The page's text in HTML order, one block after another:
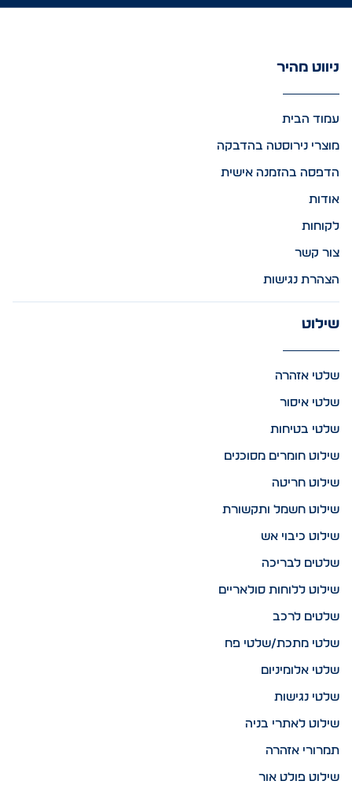
ניווט מהיר
עמוד הבית
מוצרי נירוסטה בהדבקה
הדפסה בהזמנה אישית
אודות
לקוחות
צור קשר
הצהרת נגישות
שילוט
שלטי אזהרה
שלטי איסור
שלטי בטיחות
שילוט חומרים מסוכנים
שילוט חריטה
שילוט חשמל ותקשורת
שילוט כיבוי אש
שלטים לבריכה
שילוט ללוחות סולאריים
שלטים לרכב
שלטי מתכת/שלטי פח
שלטי אלומיניום
שלטי נגישות
שילוט לאתרי בניה
תמרורי אזהרה
שילוט פולט אור